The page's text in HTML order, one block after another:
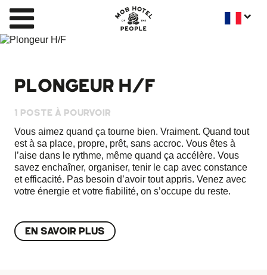
PLONGEUR H/F
1 POSTE À POURVOIR
Vous aimez quand ça tourne bien. Vraiment. Quand tout
est à sa place, propre, prêt, sans accroc. Vous êtes à
l’aise dans le rythme, même quand ça accélère. Vous
savez enchaîner, organiser, tenir le cap avec constance
et efficacité. Pas besoin d’avoir tout appris. Venez avec
votre énergie et votre fiabilité, on s’occupe du reste.
EN SAVOIR PLUS